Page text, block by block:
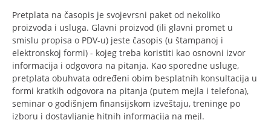
Pretplata na časopis je svojevrsni paket od nekoliko
proizvoda i usluga. Glavni proizvod (ili glavni promet u
smislu propisa o PDV-u) jeste časopis (u štampanoj i
elektronskoj formi) - kojeg treba koristiti kao osnovni izvor
informacija i odgovora na pitanja. Kao sporedne usluge,
pretplata obuhvata određeni obim besplatnih konsultacija u
formi kratkih odgovora na pitanja (putem mejla i telefona),
seminar o godišnjem finansijskom izveštaju, treninge po
izboru i dostavljanje hitnih informacija na mejl.